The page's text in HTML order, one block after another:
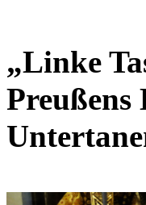
„Linke
Preußens